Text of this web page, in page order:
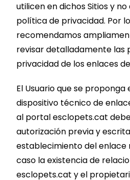
utilicen en dichos Sitios y
política de privacidad. Por
recomendamos
revisar detalladamente las
privacidad de los enlaces
El Usuario que se
dispositivo técnico de
al portal esclopets.cat
autorización previa y
establecimiento del enlace
caso la existencia de
esclopets.cat y el